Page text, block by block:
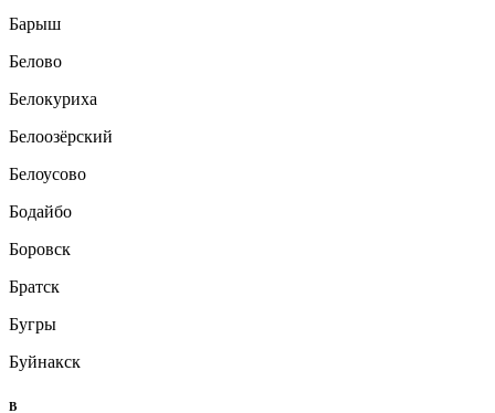
Барыш
Белово
Белокуриха
Белоозёрский
Белоусово
Бодайбо
Боровск
Братск
Бугры
Буйнакск
В